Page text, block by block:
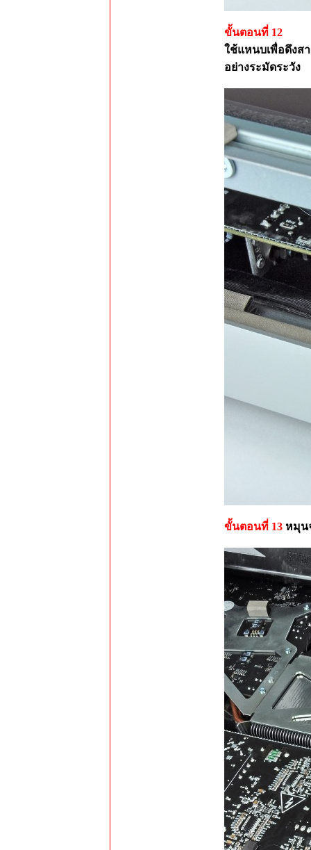
ขั้นตอนที่ 12
ใช้แหนบเพื่อดึงส
อย่างระมัดระวัง
ขั้นตอนที่ 13 หมุน